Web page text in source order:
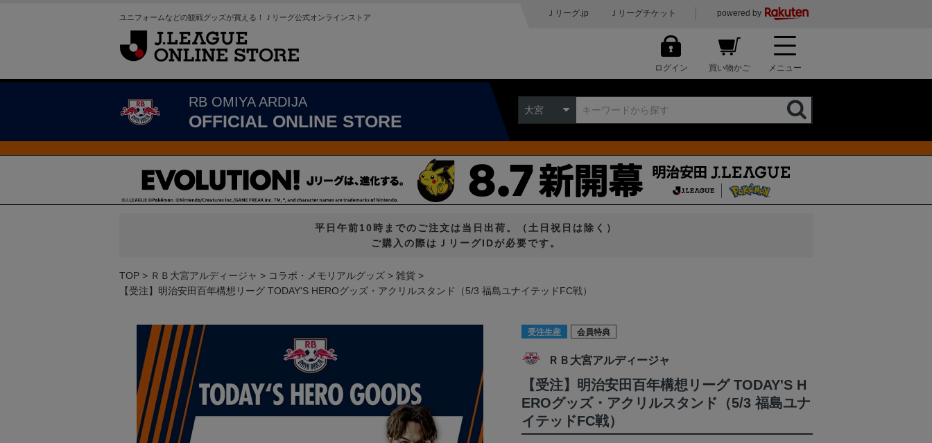
ユニフォームなどの観戦グッズが買える！Ｊリーグ公式オンラインストア Ｊリーグ.jp Ｊリーグチケット powered by
ログイン 買い物かご メニュー
RB OMIYA ARDIJA
OFFICIAL ONLINE STORE
大宮
平日午前10時までのご注文は当日出荷。（土日祝日は除く）
ご購入の際はＪリーグIDが必要です。
TOP ＲＢ大宮アルディージャ コラボ・メモリアルグッズ
雑貨
【受注】明治安田百年構想リーグ TODAY'S HEROグッズ・アクリルスタンド（5/3 福島ユナイテッドFC戦）
受注生産 会員特典
ＲＢ大宮アルディージャ
【受注】明治安田百年構想リーグ TODAY'S H
EROグッズ・アクリルスタンド（5/3 福島ユナ
イテッドFC戦）